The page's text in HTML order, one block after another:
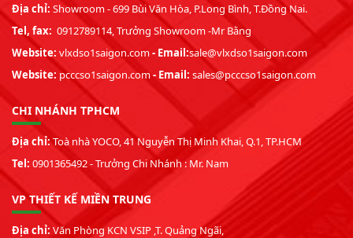
Địa chỉ: Showroom - 699 Bùi Văn Hòa, P.Long Bình, T.Đồng Nai.
Tel, fax: 0912789114, Trưởng Showroom -Mr Bằng
Website: vlxdso1saigon.com- Email:sale@vlxdso1saigon.com
Website: pcccso1saigon.com- Email: sales@pcccso1saigon.com
CHI NHÁNH TPHCM
Địa chỉ:Toà nhà YOCO, 41 Nguyễn Thị Minh Khai, Q.1, TP.HCM
Tel: 0901365492 - Trưởng Chi Nhánh : Mr. Nam
VP THIẾT KẾ MIỀN TRUNG
Địa chỉ: Văn Phòng KCN VSIP ,T. Quảng Ngãi,